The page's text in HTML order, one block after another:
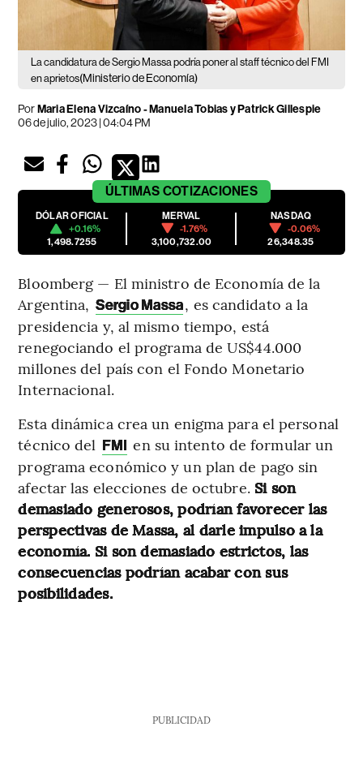
La candidatura de Sergio Massa podría poner al staff técnico del FMI
en aprietos(Ministerio de Economía)
PorMaria Elena Vizcaíno - Manuela Tobias y Patrick Gillespie
06 de julio, 2023 | 04:04 PM
ÚLTIMAS COTIZACIONES
DÓLAR OFICIAL
+0.16%
1,498.7255
MERVAL
-1.76%
3,100,732.00
NASDAQ
-0.06%
26,348.35
Bloomberg — El ministro de Economía de la
Argentina, Sergio Massa, es candidato a la
presidencia y, al mismo tiempo, está
renegociando el programa de US$44.000
millones del país con el Fondo Monetario
Internacional.
Esta dinámica crea un enigma para el personal
técnico del FMI en su intento de formular un
programa económico y un plan de pago sin
afectar las elecciones de octubre. Si son
demasiado generosos, podrían favorecer las
perspectivas de Massa, al darle impulso a la
economía. Si son demasiado estrictos, las
consecuencias podrían acabar con sus
posibilidades.
PUBLICIDAD